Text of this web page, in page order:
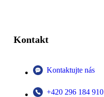
Kontakt
Kontaktujte nás
+420 296 184 910